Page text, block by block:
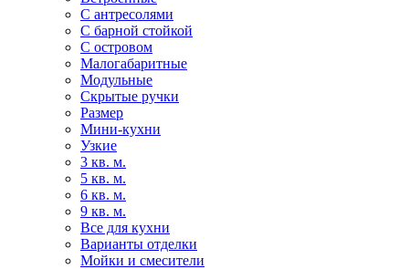
С антресолями
С барной стойкой
С островом
Малогабаритные
Модульные
Скрытые ручки
Размер
Мини-кухни
Узкие
3 кв. м.
5 кв. м.
6 кв. м.
9 кв. м.
Все для кухни
Варианты отделки
Мойки и смесители